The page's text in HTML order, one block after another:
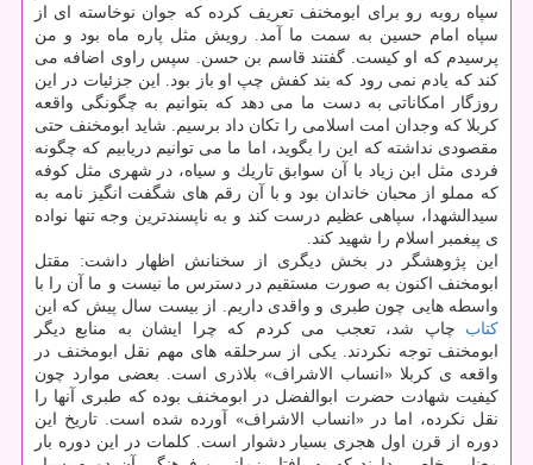
سپاه روبه رو برای ابومخنف تعریف كرده كه جوان نوخاسته ای از
سپاه امام حسین به سمت ما آمد. رویش مثل پاره ماه بود و من
پرسیدم كه او كیست. گفتند قاسم بن حسن. سپس راوی اضافه می
كند كه یادم نمی رود كه بند كفش چپ او باز بود. این جزئیات در این
روزگار امكاناتی به دست ما می دهد كه بتوانیم به چگونگی واقعه
كربلا كه وجدان امت اسلامی را تكان داد برسیم. شاید ابومخنف حتی
مقصودی نداشته كه این را بگوید، اما ما می توانیم دریابیم كه چگونه
فردی مثل ابن زیاد با آن سوابق تاریك و سیاه، در شهری مثل كوفه
كه مملو از محبان خاندان بود و با آن رقم های شگفت انگیز نامه به
سیدالشهدا، سپاهی عظیم درست كند و به ناپسندترین وجه تنها نواده
ی پیغمبر اسلام را شهید كند.
این پژوهشگر در بخش دیگری از سخنانش اظهار داشت: مقتل
ابومخنف اكنون به صورت مستقیم در دسترس ما نیست و ما آن را با
واسطه هایی چون طبری و واقدی داریم. از بیست سال پیش كه این
كتاب چاپ شد، تعجب می كردم كه چرا ایشان به منابع دیگر
ابومخنف توجه نكردند. یكی از سرحلقه های مهم نقل ابومخنف در
واقعه ی كربلا «انساب الاشراف» بلاذری است. بعضی موارد چون
كیفیت شهادت حضرت ابوالفضل در ابومخنف بوده كه طبری آنها را
نقل نكرده، اما در «انساب الاشراف» آورده شده است. تاریخ این
دوره از قرن اول هجری بسیار دشوار است. كلمات در این دوره بار